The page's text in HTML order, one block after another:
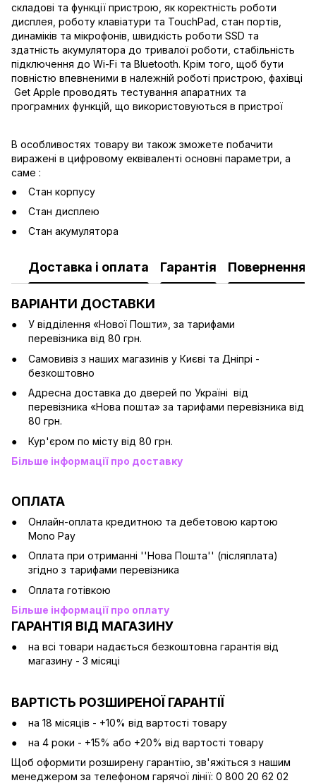
складові та функції пристрою, як коректність роботи
дисплея, роботу клавіатури та TouchPad, стан портів,
динаміків та мікрофонів, швидкість роботи SSD та
здатність акумулятора до тривалої роботи, стабільність
підключення до Wi-Fi та Bluetooth. Крім того, щоб бути
повністю впевненими в належній роботі пристрою, фахівці
Get Apple проводять тестування апаратних та
програмних функцій, що використовуються в пристрої
В особливостях товару ви також зможете побачити
виражені в цифровому еквіваленті основні параметри, а
саме :
Стан корпусу
Стан дисплею
Стан акумулятора
Доставка і оплата Гарантія Повернення
ВАРІАНТИ ДОСТАВКИ
У відділення «Нової Пошти», за тарифами
перевізника від 80 грн.
Cамовивіз з наших магазинів у Києві та Дніпрі -
безкоштовно
Адресна доставка до дверей по Україні від
перевізника «Нова пошта» за тарифами перевізника від
80 грн.
Кур'єром по місту від 80 грн.
Більше інформації про доставку
ОПЛАТА
Онлайн-оплата кредитною та дебетовою картою
Mono Pay
Оплата при отриманні ''Нова Пошта'' (післяплата)
згідно з тарифами перевізника
Оплата готівкою
Більше інформації про оплату
ГАРАНТІЯ ВІД МАГАЗИНУ
на всі товари надається безкоштовна гарантія від
магазину - 3 місяці
ВАРТІСТЬ РОЗШИРЕНОЇ ГАРАНТІЇ
на 18 місяців - +10% від вартості товару
на 4 роки - +15% або +20% від вартості товару
Щоб оформити розширену гарантію, зв'яжіться з нашим
менеджером за телефоном гарячої лінії: 0 800 20 62 02